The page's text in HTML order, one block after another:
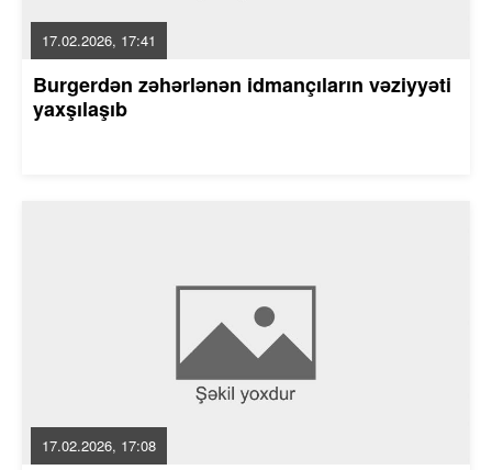
17.02.2026, 17:41
Burgerdən zəhərlənən idmançıların vəziyyəti
yaxşılaşıb
17.02.2026, 17:08